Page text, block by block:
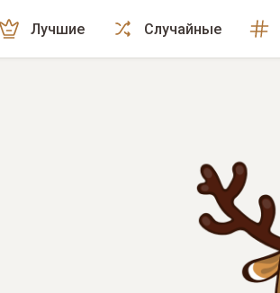
Лучшие Случайные